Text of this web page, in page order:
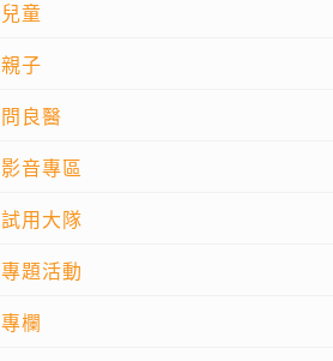
兒童
親子
問良醫
影音專區
試用大隊
專題活動
專欄